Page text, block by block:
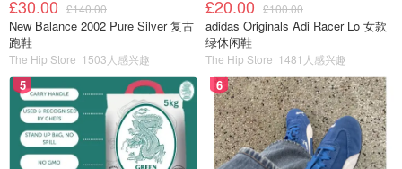
£30.00 £140.00
New Balance 2002 Pure Silver 复古
跑鞋
The Hip Store 1503人感兴趣
£20.00 £100.00
adidas Originals Adi Racer Lo 女款
绿休闲鞋
The Hip Store 1481人感兴趣
5 6